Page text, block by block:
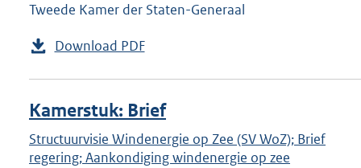
Tweede Kamer der Staten-Generaal
Download PDF
Kamerstuk: Brief
Structuurvisie Windenergie op Zee (SV WoZ); Brief
regering; Aankondiging windenergie op zee